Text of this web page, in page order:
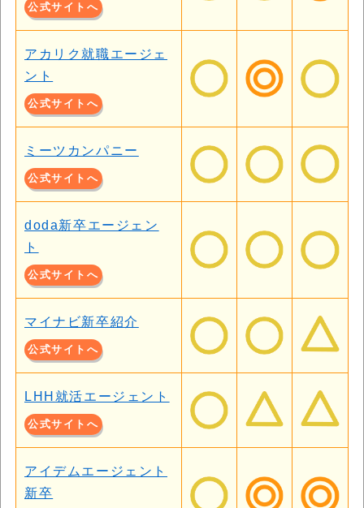
公式サイトへ
アカリク就職エージェ
ント
公式サイトへ
ミーツカンパニー
公式サイトへ
doda新卒エージェン
ト
公式サイトへ
マイナビ新卒紹介
公式サイトへ
LHH就活エージェント
公式サイトへ
アイデムエージェント
新卒